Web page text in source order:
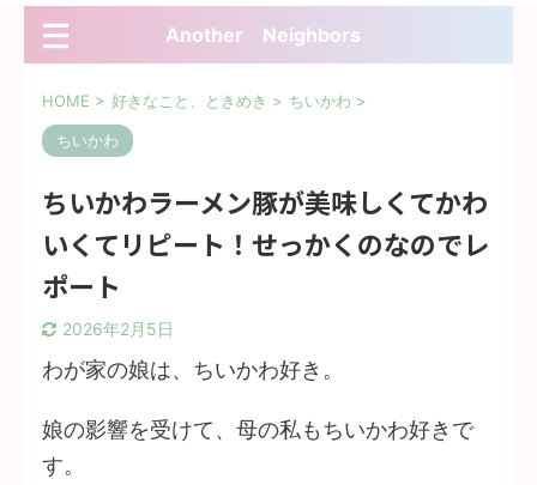
Another Neighbors
HOME > 好きなこと、ときめき > ちいかわ >
ちいかわ
ちいかわラーメン豚が美味しくてかわ
いくてリピート！せっかくのなのでレ
ポート
2026年2月5日
わが家の娘は、ちいかわ好き。
娘の影響を受けて、母の私もちいかわ好きで
す。